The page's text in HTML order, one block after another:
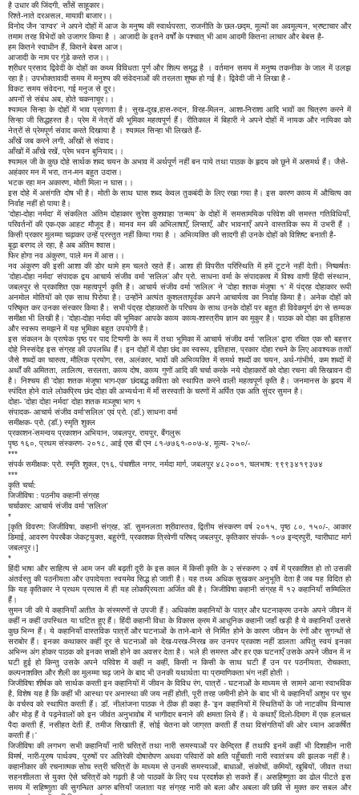
है उधार की जिंदगी, साँसें साहूकार।
रिश्ते-नाते दरअसल, मायावी बाजार।।
विनोद जैन ‘वाग्वर’ ने अपने दोहों में आज के मनुष्य की स्वार्थपरता, राजनीति के छल-छद्म, मूल्यों का अवमूल्यन, भ्रष्टाचार और
तमाम तरह विभेदों को उजागर किया है । आजादी के इतने वर्षों के पश्चात् भी आम आदमी कितना लाचार और बेबस है-
हम कितने स्वाधीन हैं, कितने बेबस आज।
आजादी के नाम पर गुंडे करते राज।।
श्रीधर प्रसाद द्विवेदी के दोहों का कथ्य विविधता पूर्ण और शिल्प समृद्ध है । वर्तमान समय में मनुष्य तकनीक के जाल में उलझ
रहा है। उपभोक्तावादी समय में मनुश्य की संवेदनाओं की तरलता शुष्क हो गई है। द्विवेदी जी ने लिखा है -
विकट समय संवेदना, गई मनुज से दूर।
अपनों से संबंध अब, होते चकनाचूर।।
श्यामल सिन्हा के दोहों में भाव प्रवणता है। सुख-दुख,हास-रुदन, विरह-मिलन, आशा-निराशा आदि भावों का चित्रण करने में
सिन्हा जी सिद्धहस्त है। प्रेम में नेत्रों की भूमिका महत्वपूर्ण हैं। रीतिकाल में बिहारी ने अपने दोहों में नायक और नायिका को
नेत्रों से प्रेमपूर्ण संवाद करते दिखाया है । श्यामल सिन्हा भी लिखते हैं-
आँखें जब करने लगी, आँखों से संवाद।
आँखों में आँखे रखें, प्रेम भवन बुनियाद।।
श्यामल जी के कुछ दोहे सार्थक शब्द चयन के अभाव में अर्थपूर्ण नहीं बन पाये तथा पाठक के हृदय को छूने में असमर्थ हैं। जैसे-
अहंकार मन में भरा, तन-मन बहुत उदास।
भटक रहा मन अकारण, मोती मिला न घास।।
इस दोहे में असंगति दोष भी है। मोती के साथ घास शब्द केवल तुकबंदी के लिए रखा गया है। इस कारण काव्य में औचित्य का
निर्वाह नहीं हो पाया है।
'दोहा-दोहा नर्मदा' में संकलित अंतिम दोहाकार सुरेश कुशवाहा ‘तन्मय’ के दोहों में समसामयिक परिवेश की समस्त गतिविधियाँ,
परिवर्तनों की एक-एक आहट मौजूद है। मानव मन की अभिलाषाएँ, लिप्साएँ, और भावनाएँ अपने वास्तविक रूप में उभरी हैं ।
किसी प्रकार मुलम्मा चढ़ाकर उन्हें प्रस्तुत नहीं किया गया है । अभिव्यक्ति की सादगी ही उनके दोहों को विशिष्ट बनाती है-
बूढ़ा बरगद ले रहा, है अब अंतिम श्वास।
फिर होगा नव अंकुरण, पाले मन में आस।।
नव अंकुरण की इसी आशा की डोर थामे हम चलते रहते हैं। आशा ही विपरीत परिस्थिति में हमें टूटने नहीं देती। निष्कर्षतः
'दोहा-दोहा नर्मदा' संपादक द्वय आचार्य संजीव वर्मा ‘सलिल’ और प्रो. साधना वर्मा के संपादकत्व में विश्व वाणी हिंदी संस्थान,
जबलपुर से प्रकाशित एक महत्वपूर्ण कृति है। आचार्य संजीव वर्मा ‘सलिल’ ने 'दोहा शतक मंजूषा १' में पंद्रह दोहाकार रूपी
अनमोल मोतियों को एक साथ पिरोया है। उन्होंने अत्यंत कुशलतापूर्वक अपने आचार्यत्व का निर्वाह किया है। अनेक दोहों को
परिष्कृत कर उनका संस्कार किया है। सभी पंद्रह दोहाकारों के परिचय के साथ उनके दोहों पर बहुत ही विवेकपूर्ण ढंग से सम्यक
समीक्षा भी लिखी है। 'दोहा-दोहा नर्मदा की भूमिका' आपके काव्य काव्य-शास्त्रीय ज्ञान का मुकुर है। पाठक को दोहा का इतिहास
और स्वरूप समझने में यह भूमिका बहुत उपयोगी है।
इस संकलन के प्रत्येक पृष्ठ पर पाद टिप्पणी के रूप में तथा भूमिका में आचार्य संजीव वर्मा ‘सलिल’ द्वारा रचित एक सौ बहत्तर
दोहे निस्संदेह इस संग्रह की उपलब्धि हैं। इन दोहों में दोहा छंद का स्वरूप, इतिहास, प्रकार दोहा रचने के लिए आवश्यक तत्वों
जैसे शब्दों का चारुत्व, मौलिक प्रयोग, रस, अलंकार, भावों की अभिव्यक्ति में समर्थ शब्दों का चयन, अर्थ-गांभीर्य, कम शब्दों में
अर्थों की अमितता, लालित्य, सरलता, काव्य दोष, काव्य गुणों आदि की चर्चा करके नये दोहाकारों को दोहा रचना की सिखावन दी
है। निश्चय ही 'दोहा शतक मंजूषा भाग-एक' छंदबद्ध कविता को स्थापित करने वाली महत्वपूर्ण कृति है। जनमानस के हृदय में
स्पंदित होने वाले लोकप्रिय छंद दोहा की अभ्यर्थना में माँ सरस्वती के चरणों में अर्पित एक अति सुंदर सुमन है।
दोहा- 'दोहा दोहा नर्मदा' दोहा शतक मञ्जूषा भाग १
संपादक- आचार्य संजीव वर्मा‘सलिल’ एवं प्रो. (डॉ.) साधना वर्मा
समीक्षक- प्रो. (डॉ.) स्मृति शुक्ल
प्रकाशन-ंसमन्वय प्रकाशन अभियान, जबलपुर, रायपुर, बैंगलुरू
पृष्ठ १६०, प्रथम संस्करण- २०१८, आई एस बी एन ८१-७७६१-००७-४, मूल्य- २५०/-
***
संपर्क समीक्षक: प्रो. स्मृति शुक्ल, ए१६, पंचशील नगर, नर्मदा मार्ग, जबलपुर ४८२००१, चलभाष: ९९९३४१९३७४
***
कृति चर्चा:
जिजीविषा : पठनीय कहानी संग्रह
चर्चाकार: आचार्य संजीव वर्मा 'सलिल'
*
[कृति विवरण: जिजीविषा, कहानी संग्रह, डॉ. सुमनलता श्रीवास्तव, द्वितीय संस्करण वर्ष २०१५, पृष्ठ ८०, १५०/-, आकार
डिमाई, आवरण पेपरबैक जेकट्युक्त, बहुरंगी, प्रकाशक त्रिवेणी परिषद् जबलपुर, कृतिकार संपर्क- १०७ इन्द्रपुरी, ग्वारीघाट मार्ग
जबलपुर।]
*
हिंदी भाषा और साहित्य से आम जन की बढ़ती दूरी के इस काल में किसी कृति के २ संस्करण २ वर्ष में प्रकाशित हो तो उसकी
अंतर्वस्तु की पठनीयता और उपादेयता स्वयमेव सिद्ध हो जाती है। यह तथ्य अधिक सुखकर अनुभूति देता है जब यह विदित हो
कि यह कृतिकार ने प्रथम प्रयास में ही यह लोकप्रियता अर्जित की है। जिजीविषा कहानी संग्रह में १२ कहानियाँ सम्मिलित
हैं।
सुमन जी की ये कहानियाँ अतीत के संस्मरणों से उपजी हैं। अधिकांश कहानियों के पात्र और घटनाक्रम उनके अपने जीवन में
कहीं न कहीं उपस्थित या घटित हुए हैं। हिंदी कहानी विधा के विकास क्रम में आधुनिक कहानी जहाँ खड़ी है ये कहानियाँ उससे
कुछ भिन्न हैं। ये कहानियाँ वास्तविक पात्रों और घटनाओं के ताने-बाने से निर्मित होने के कारण जीवन के रंगों और सुगन्धों से
सराबोर हैं। इनका कथाकार कहीं दूर से घटनाओं को देख-परख-निरख कर उनपर प्रकाश नहीं डालता अपितु स्वयं इनका
अभिन्न अंग होकर पाठक को इनका साक्षी होने का अवसर देता है। भले ही समस्त और हर एक घटनाएँ उसके अपने जीवन में न
घटी हुई हो किन्तु उसके अपने परिवेश में कहीं न कहीं, किसी न किसी के साथ घटी हैं उन पर पठनीयता, रोचकता,
कल्पनाशक्ति और शैली का मुलम्मा चढ़ जाने के बाद भी उनकी यथार्थता या प्रामाणिकता भंग नहीं होती ।
जिजीविषा शीर्षक को सार्थक करती इन कहानियों में जीवन के विविध रंग, पात्रों - घटनाओं के माध्यम से सामने आना स्वाभविक
है, विशेष यह है कि कहीं भी आस्था पर अनास्था की जय नहीं होती, पूरी तरह जमीनी होने के बाद भी ये कहानियाँ अशुभ पर चुभ
के वर्चस्व को स्थापित करती हैं। डॉ. नीलांजना पाठक ने ठीक ही कहा है- 'इन कहानियों में स्थितियों के जो नाटकीय विन्यास
और मोड़ हैं वे पढ़नेवालों को इन जीवंत अनुभावोब में भागीदार बनाने की क्षमता लिये हैं। ये कथाएँ दिलो-दिमाग में एक हलचल
पैदा करती हैं, नसीहत देती हैं, तमीज सिखाती हैं, सोई चेतना को जाग्रत करती हैं तथा विसंगतियों की ओर ध्यान आकर्षित
करती हैं।'
जिजीविषा की लगभग सभी कहानियाँ नारी चरित्रों तथा नारी समस्याओं पर केन्द्रित हैं तथापि इनमें कहीं भी दिशाहीन नारी
विमर्ष, नारी-पुरुष पार्थक्य, पुरुषों पर अतिरेकी दोषारोपण अथवा परिवारों को क्षति पहुँचाती नारी स्वातंत्र्य की झलक नहीं है।
कहानीकार की रचनात्मक सोच स्त्री चरित्रों के माध्यम से उनकी समस्याओं, बाधाओं, संकोचों, कमियों, खूबियों, जीवत तथा
सहनशीलता से युक्त ऐसे चरित्रों को गढ़ती है जो पाठकों के लिए पथ प्रदर्शक हो सकते हैं। असहिष्णुता का ढोल पीटते इस
समय में सहिष्णुता की सुगन्धित अगरु बत्तियाँ जलाता यह संग्रह नारी को बला और अबला की छवि से मुक्त कर सबल और